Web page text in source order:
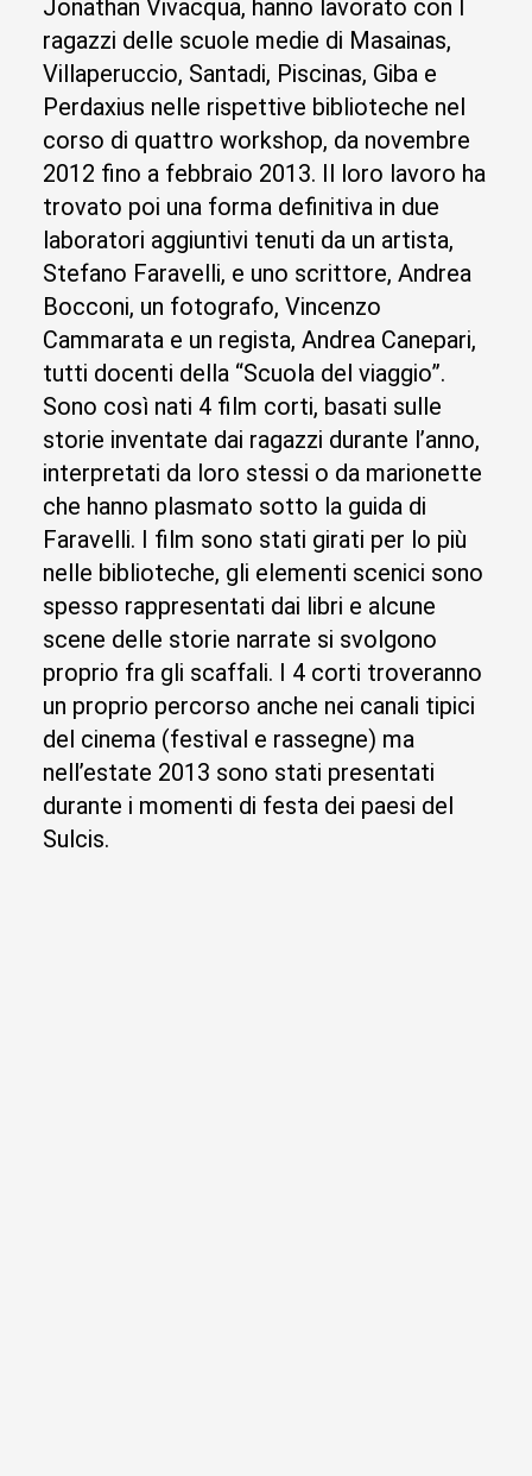
Jonathan Vivacqua, hanno lavorato con I
ragazzi delle scuole medie di Masainas,
Villaperuccio, Santadi, Piscinas, Giba e
Perdaxius nelle rispettive biblioteche nel
corso di quattro workshop, da novembre
2012 fino a febbraio 2013. Il loro lavoro ha
trovato poi una forma definitiva in due
laboratori aggiuntivi tenuti da un artista,
Stefano Faravelli, e uno scrittore, Andrea
Bocconi, un fotografo, Vincenzo
Cammarata e un regista, Andrea Canepari,
tutti docenti della “Scuola del viaggio”.
Sono così nati 4 film corti, basati sulle
storie inventate dai ragazzi durante l’anno,
interpretati da loro stessi o da marionette
che hanno plasmato sotto la guida di
Faravelli. I film sono stati girati per lo più
nelle biblioteche, gli elementi scenici sono
spesso rappresentati dai libri e alcune
scene delle storie narrate si svolgono
proprio fra gli scaffali. I 4 corti troveranno
un proprio percorso anche nei canali tipici
del cinema (festival e rassegne) ma
nell’estate 2013 sono stati presentati
durante i momenti di festa dei paesi del
Sulcis.